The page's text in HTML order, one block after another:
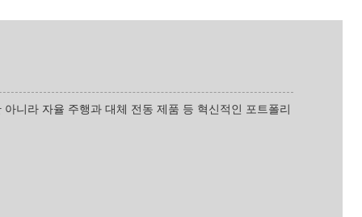
니라 자율 주행과 대체 전동 제품 등 혁신적인 포트폴리